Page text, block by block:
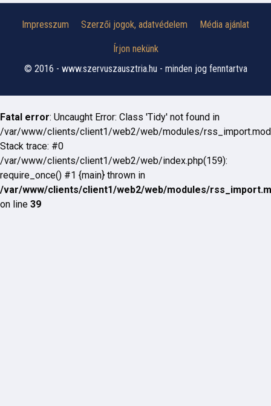
Impresszum Szerzői jogok, adatvédelem Média ajánlat
Írjon nekünk
© 2016 - www.szervuszausztria.hu - minden jog fenntartva
Fatal error: Uncaught Error: Class 'Tidy' not found in
/var/www/clients/client1/web2/web/modules/
Stack trace: #0
/var/www/clients/client1/web2/web/index.php(159):
require_once() #1 {main} thrown in
/var/www/clients/client1/web2/web/modules/
on line 39